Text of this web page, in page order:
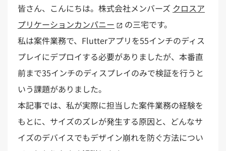
皆さん、こんにちは。株式会社メンバーズ クロスア
プリケーションカンパニー
の三宅です。
私は案件業務で、Flutterアプリを55インチのディス
プレイにデプロイする必要がありましたが、本番直
前まで35インチのディスプレイのみで検証を行うと
いう課題がありました。
本記事では、私が実際に担当した案件業務の経験を
もとに、サイズのズレが発生する原因と、どんなサ
イズのデバイスでもデザイン崩れを防ぐ方法につい